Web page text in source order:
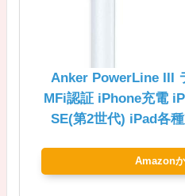
Anker PowerLine III
MFi認証 iPhone充電
SE(第2世代) iPad各
Amazon